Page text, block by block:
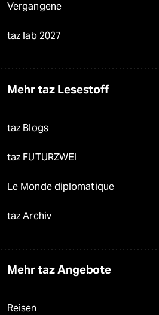
Vergangene
taz lab 2027
Mehr taz Lesestoff
taz Blogs
taz FUTURZWEI
Le Monde diplomatique
taz Archiv
Mehr taz Angebote
Reisen